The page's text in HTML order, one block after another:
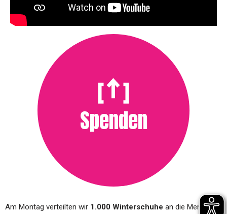
Spenden
Am Montag verteilten wir 1.000 Winterschuhe an die Menschen